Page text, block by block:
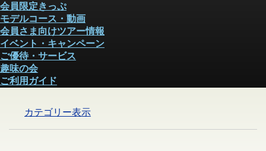
会員限定きっぷ
モデルコース・動画
会員さま向けツアー情報
イベント・キャンペーン
ご優待・サービス
趣味の会
ご利用ガイド
カテゴリー表示